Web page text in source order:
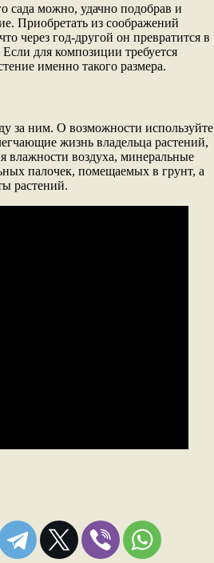
сада можно, удачно подобрав и
Приобретать из соображений
через год-другой он превратится в
для композиции требуется
именно такого размера.
за ним. О возможности используйте
жизнь владельца растений,
влажности воздуха, минеральные
палочек, помещаемых в грунт, а
растений.